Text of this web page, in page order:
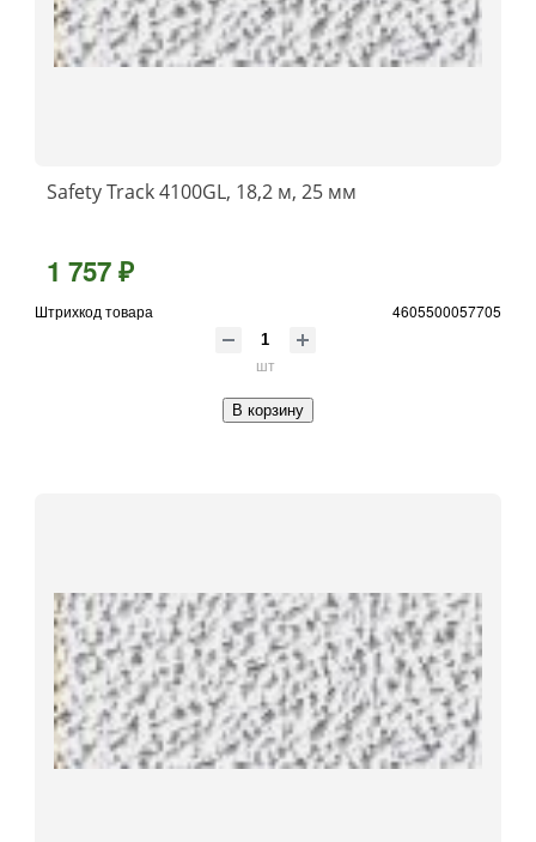
Safety Track 4100GL, 18,2 м, 25 мм
1 757 ₽
Штрихкод товара 4605500057705
шт
В корзину